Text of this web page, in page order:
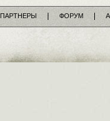
ПАРТНЕРЫ ФОРУМ